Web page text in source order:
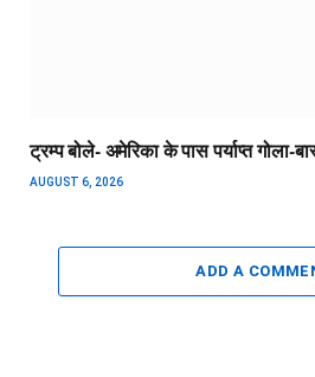
ट्रम्प बोले- अमेरिका के पास पर्याप्त गोला-
AUGUST 6, 2026
ADD A